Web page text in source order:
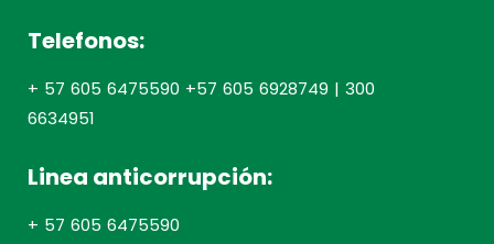
Telefonos:
+ 57 605 6475590 +57 605 6928749 | 300
6634951
Linea anticorrupción:
+ 57 605 6475590